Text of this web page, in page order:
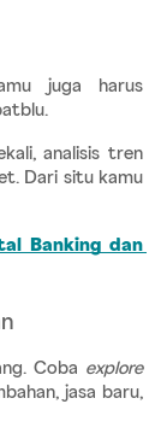
juga harus
analisis tren
Dari situ kamu
Banking dan
Coba explore
jasa baru,